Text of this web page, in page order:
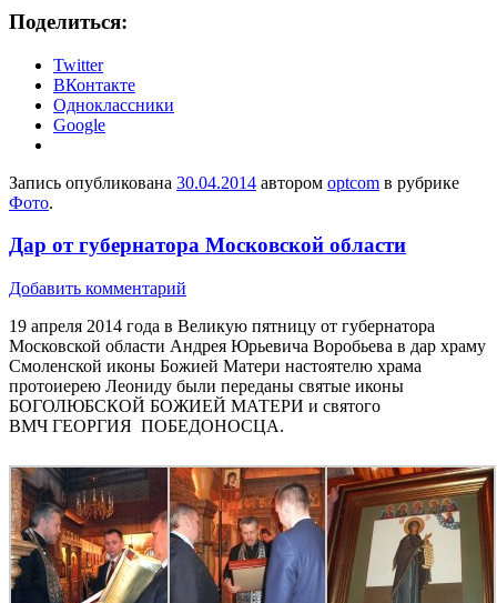
Поделиться:
Twitter
ВКонтакте
Одноклассники
Google
Запись опубликована 30.04.2014 автором optcom в рубрике
Фото.
Дар от губернатора Московской области
Добавить комментарий
19 апреля 2014 года в Великую пятницу от губернатора
Московской области Андрея Юрьевича Воробьева в дар храму
Смоленской иконы Божией Матери настоятелю храма
протоиерею Леониду были переданы святые иконы
БОГОЛЮБСКОЙ БОЖИЕЙ МАТЕРИ и святого
ВМЧ ГЕОРГИЯ ПОБЕДОНОСЦА.